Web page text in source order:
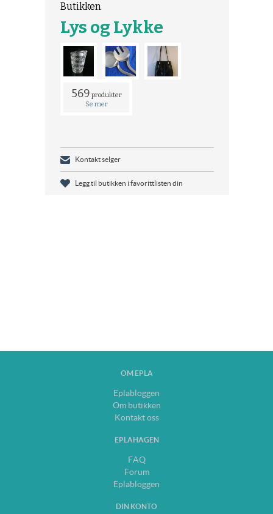
Butikken
Lys og Lykke
569 produkter
Se mer
Kontakt selger
Legg til butikken i favorittlisten din
OM EPLA
Eplabloggen
Om butikken
Kontakt oss
EPLAHAGEN
FAQ
Forum
Eplabloggen
DIN KONTO